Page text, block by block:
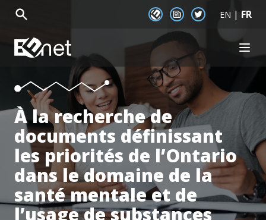
EENet Connect
Newsletter signup
TwitterEN | FR
EENet Home
Initiatives
Communautés
Documentation
Actualité
Événements
À la recherche de
documents définissant
les priorités de l’Ontario
dans le domaine de la
santé mentale et de
l’usage de substances